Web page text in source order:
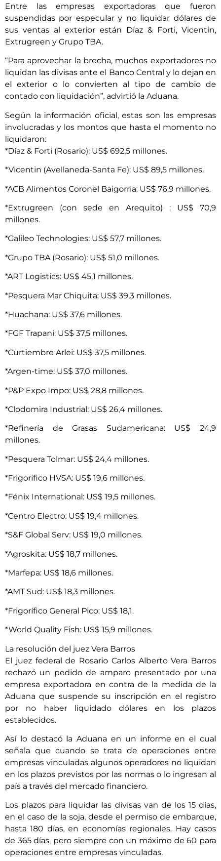
Entre las empresas exportadoras que fueron
suspendidas por especular y no liquidar dólares de
sus ventas al exterior están Díaz & Forti, Vicentin,
Extrugreen y Grupo TBA.
“Para aprovechar la brecha, muchos exportadores no
liquidan las divisas ante el Banco Central y lo dejan en
el exterior o lo convierten al tipo de cambio de
contado con liquidación”, advirtió la Aduana.
Según la información oficial, estas son las empresas
involucradas y los montos que hasta el momento no
liquidaron:
*Díaz & Forti (Rosario): US$ 692,5 millones.
*Vicentin (Avellaneda-Santa Fe): US$ 89,5 millones.
*ACB Alimentos Coronel Baigorria: US$ 76,9 millones.
*Extrugreen (con sede en Arequito) : US$ 70,9
millones.
*Galileo Technologies: US$ 57,7 millones.
*Grupo TBA (Rosario): US$ 51,0 millones.
*ART Logistics: US$ 45,1 millones.
*Pesquera Mar Chiquita: US$ 39,3 millones.
*Huachana: US$ 37,6 millones.
*FGF Trapani: US$ 37,5 millones.
*Curtiembre Arlei: US$ 37,5 millones.
*Argen-time: US$ 37,0 millones.
*P&P Expo Impo: US$ 28,8 millones.
*Clodomira Industrial: US$ 26,4 millones.
*Refinería de Grasas Sudamericana: US$ 24,9
millones.
*Pesquera Tolmar: US$ 24,4 millones.
*Frigorifico HVSA: US$ 19,6 millones.
*Fénix International: US$ 19,5 millones.
*Centro Electro: US$ 19,4 millones.
*S&F Global Serv: US$ 19,0 millones.
*Agroskita: US$ 18,7 millones.
*Marfepa: US$ 18,6 millones.
*AMT Sud: US$ 18,3 millones.
*Frigorífico General Pico: US$ 18,1.
*World Quality Fish: US$ 15,9 millones.
La resolución del juez Vera Barros
El juez federal de Rosario Carlos Alberto Vera Barros
rechazó un pedido de amparo presentado por una
empresa exportadora en contra de la medida de la
Aduana que suspende su inscripción en el registro
por no haber liquidado dólares en los plazos
establecidos.
Así lo destacó la Aduana en un informe en el cual
señala que cuando se trata de operaciones entre
empresas vinculadas algunos operadores no liquidan
en los plazos previstos por las normas o lo ingresan al
país a través del mercado financiero.
Los plazos para liquidar las divisas van de los 15 días,
en el caso de la soja, desde el permiso de embarque,
hasta 180 días, en economías regionales. Hay casos
de 365 días, pero siempre con un máximo de 60 para
operaciones entre empresas vinculadas.